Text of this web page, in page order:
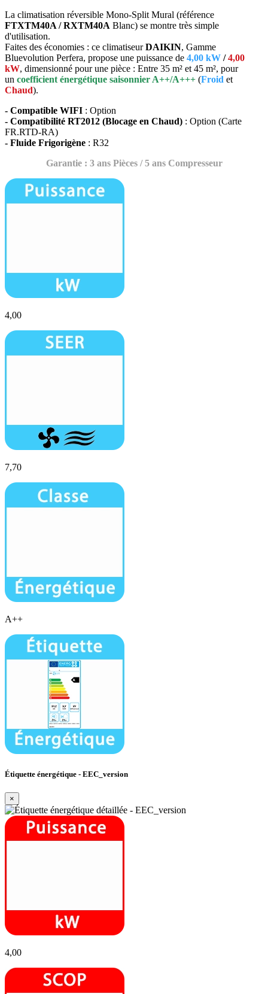
La climatisation réversible Mono-Split Mural (référence
FTXTM40A / RXTM40A Blanc) se montre très simple
d'utilisation.
Faites des économies : ce climatiseurDAIKIN, Gamme
Bluevolution Perfera, propose une puissance de 4,00 kW /4,00
kW, dimensionné pour une pièce : Entre 35 m² et 45 m², pour
un coefficient énergétique saisonnier A++/A+++ (Froid et
Chaud).
- Compatible WIFI : Option
- Compatibilité RT2012 (Blocage en Chaud) : Option (Carte
FR.RTD-RA)
- Fluide Frigorigène : R32
Garantie : 3 ans Pièces / 5 ans Compresseur
4,00
7,70
A++
Étiquette énergétique - EEC_version
×
4,00